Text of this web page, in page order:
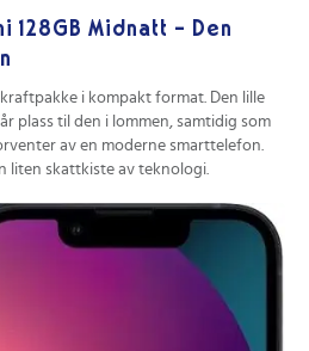
128GB Midnatt – Den
i kompakt format. Den lille
plass til den i lommen, samtidig som
av en moderne smarttelefon.
liten skattkiste av teknologi.